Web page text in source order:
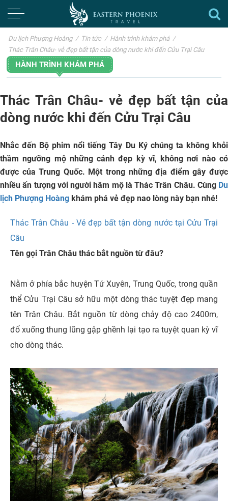
Du lịch Phượng Hoàng / Tin tức / Hành trình khám phá /
Thác Trân Châu- vẻ đẹp bất tận của dòng nước khi đến Cửu Trại Câu
HÀNH TRÌNH KHÁM PHÁ
Thác Trân Châu- vẻ đẹp bất tận của
dòng nước khi đến Cửu Trại Câu
Nhắc đến Bộ phim nổi tiếng Tây Du Ký chúng ta không khỏi
thầm ngưỡng mộ những cảnh đẹp kỳ vĩ, không nơi nào có
được của Trung Quốc. Một trong những địa điểm gây được
nhiều ấn tượng với người hâm mộ là Thác Trân Châu. Cùng Du
lịch Phượng Hoàng khám phá vẻ đẹp nao lòng này bạn nhé!
Thác Trân Châu - Vẻ đẹp bất tận dòng nước tại Cửu Trại
Câu
Tên gọi Trân Châu thác bắt nguồn từ đâu?
Nằm ở phía bắc huyện Tứ Xuyên, Trung Quốc, trong quần
thể Cửu Trại Câu sở hữu một dòng thác tuyệt đẹp mang
tên Trân Châu. Bắt nguồn từ dòng chảy độ cao 2400m,
đổ xuống thung lũng gập ghềnh lại tạo ra tuyệt quan kỳ vĩ
cho dòng thác.